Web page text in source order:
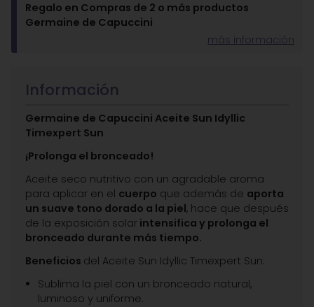
Regalo en Compras de 2 o más productos
Germaine de Capuccini
más información
Información
Germaine de Capuccini Aceite Sun Idyllic
Timexpert Sun
¡Prolonga el bronceado!
Aceite seco nutritivo con un agradable aroma
para aplicar en el cuerpo que además de aporta
un suave tono dorado a la piel, hace que después
de la exposición solar intensifica y prolonga el
bronceado durante más tiempo.
Beneficios del Aceite Sun Idyllic Timexpert Sun:
Sublima la piel con un bronceado natural,
luminoso y uniforme.